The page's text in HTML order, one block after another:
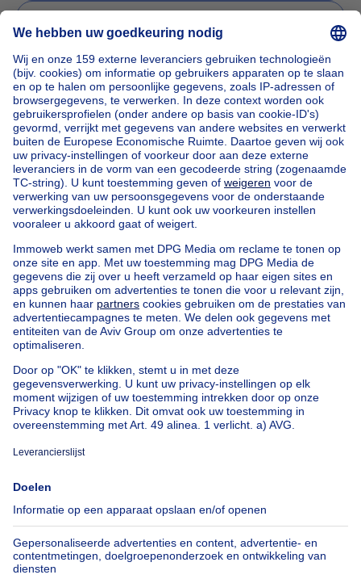
Beheer: volledige opvolging van uw verhuurdossier
Tot binnenkort in ons kantoor in het centrum van
Kortrijk!
Een vraag stellen
Home Agentschappen
Agentschappen in Kortrijk
Immo Marescaux bvba
Onze huizen buiten BelgiëHuis te koop Frankrijk
Huis te koop Spanje
Huis te koop Italië
Huis te koop Luxemburg
Huis te koop Nederland
Goedkoop vastgoedGoedkoop huis te koop
Goedkope appartementen te huur
Onze huurwoningen met slaapkamers
Appartement te koop met 3 slaapkamers Oostende
Huis te koop met 3 slaapkamers Stene
Huis te koop met 3 slaapkamers Deurne
Over
Immoweb
Pers
Jobs
Axel Springer Group
SeLoger.com
Tools
Belfius
Verzekeringen
Verhuis checklist